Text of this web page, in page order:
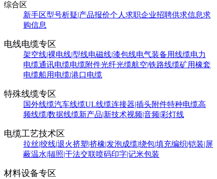
综合区
新手区型号析疑|产品报价个人求职企业招聘供求信息求
购信息
电线电缆专区
架空线|裸电线|型线电磁线|漆包线电气装备用线缆电力
电缆通讯电缆电缆附件光纤光缆航空|铁路线缆矿用橡套
电缆船用电缆|港口电缆
特殊线缆专区
国外线缆汽车线缆UL线缆连接器|插头附件特种电缆高
频线缆|数据线缆新产品|新技术视频|音频|彩灯线
电缆工艺技术区
拉丝|绞线|退火挤塑|挤橡|发泡成缆|绕包|填充编织|铠装|屏
蔽温水|辐照|干法交联喷码印字|记米包装
材料设备专区